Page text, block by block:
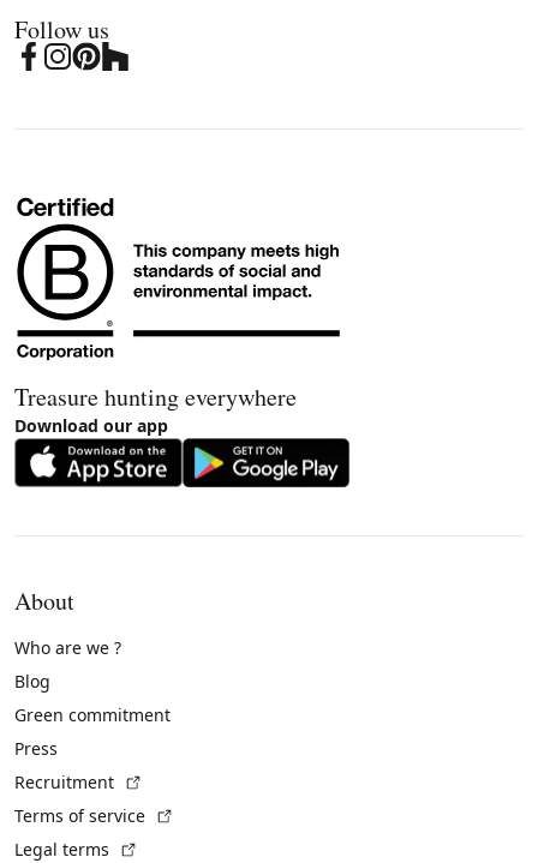
Follow us
Treasure hunting everywhere
Download our app
About
Who are we ?
Blog
Green commitment
Press
Recruitment
Terms of service
Legal terms